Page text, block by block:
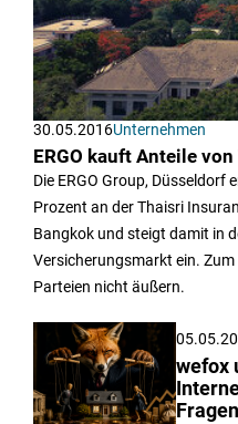
30.05.2016Unternehmen
ERGO kauft Anteile
Die ERGO Group, Düsseldorf
Prozent an der Thaisri
Bangkok und steigt damit in
Versicherungsmarkt ein.
Parteien nicht äußern.
wefox